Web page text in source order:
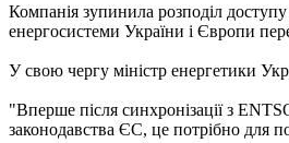
Компанія зупинила розподіл
енергосистеми України і Європи
У свою чергу міністр енергетики
"Вперше після синхронізації з
законодавства ЄС, це потрібно для